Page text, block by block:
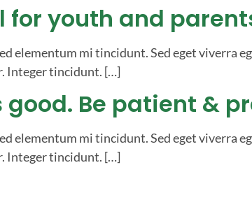
for youth and
elementum mi tincidunt. Sed eget viverra
Integer tincidunt. […]
good. Be patient &
elementum mi tincidunt. Sed eget viverra
Integer tincidunt. […]